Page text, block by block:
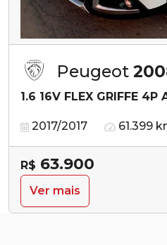
Peugeot
1.6 16V FLEX GRIFFE 4P
2017/2017 61.399
R$ 63.900
Ver mais